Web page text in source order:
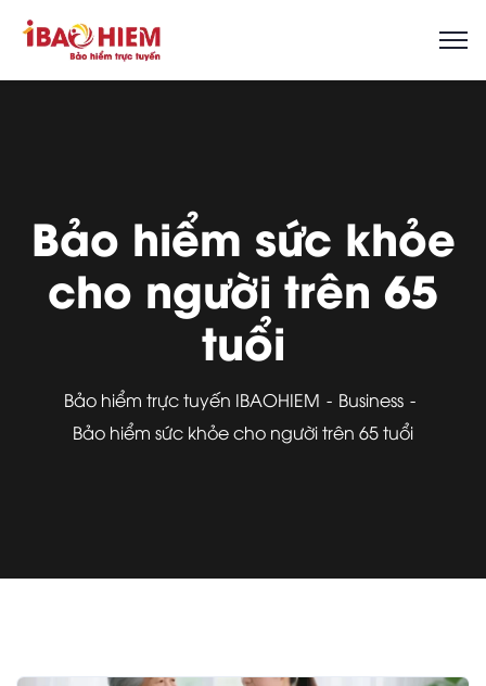
Bảo hiểm sức khỏe
cho người trên 65
tuổi
Bảo hiểm trực tuyến IBAOHIEM
Business
Bảo hiểm sức khỏe cho người trên 65 tuổi